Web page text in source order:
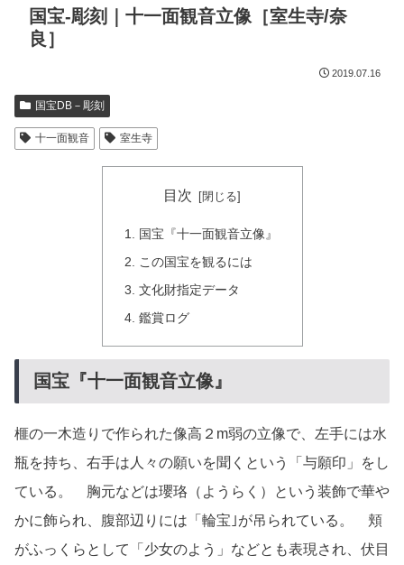
国宝-彫刻｜十一面観音立像［室生寺/奈
良］
2019.07.16
国宝DB－彫刻
十一面観音 室生寺
目次
国宝『十一面観音立像』
この国宝を観るには
文化財指定データ
鑑賞ログ
国宝『十一面観音立像』
榧の一木造りで作られた像高２m弱の立像で、左手には水
瓶を持ち、右手は人々の願いを聞くという「与願印」をし
ている。 胸元などは瓔珞（ようらく）という装飾で華や
かに飾られ、腹部辺りには「輪宝｣が吊られている。 頬
がふっくらとして「少女のよう」などとも表現され、伏目